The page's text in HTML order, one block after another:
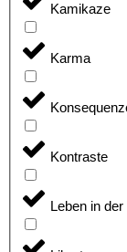
Kamikaze
Karma
Kontraste
Leben in